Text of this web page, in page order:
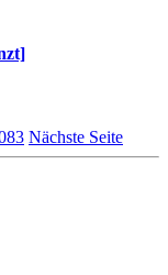
Nächste Seite